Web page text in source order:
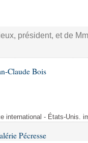
président, et de
Claude Bois
international - États-Unis.
Pécresse